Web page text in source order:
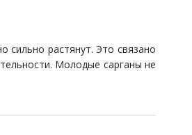
сильно растянут. Это связано
Молодые сарганы не